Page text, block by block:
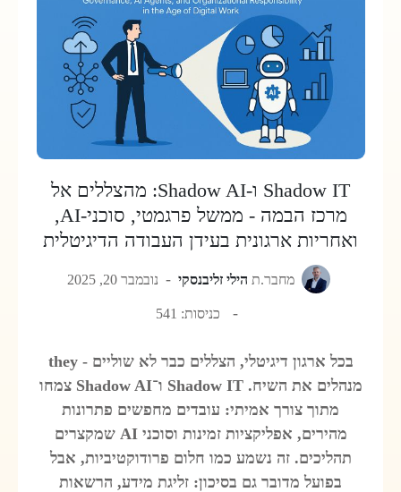
Shadow IT ו‑Shadow AI: מהצללים אל
מרכז הבמה - ממשל פרגמטי, סוכני‑AI,
ואחריות ארגונית בעידן העבודה הדיגיטלית
מחבר.ת הילי זליבנסקי נובמבר 20, 2025
כניסות: 541
בכל ארגון דיגיטלי, הצללים כבר לא שוליים - they
מנהלים את השיח. Shadow IT ו־Shadow AI צמחו
מתוך צורך אמיתי: עובדים מחפשים פתרונות
מהירים, אפליקציות זמינות וסוכני AI שמקצרים
תהליכים. זה נשמע כמו חלום פרודוקטיביות, אבל
בפועל מדובר גם בסיכון: זליגת מידע, הרשאות